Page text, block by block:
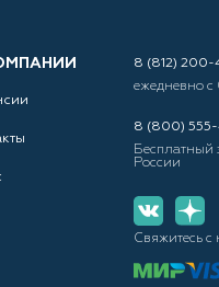
8 (812)
ежедневно
8 (800)
Бесплатный
России
Свяжитесь с